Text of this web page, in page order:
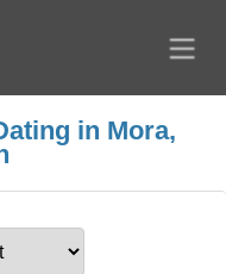
in Mora,